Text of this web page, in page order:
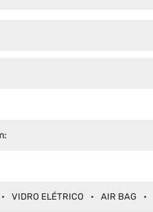
VIDRO ELÉTRICO AIR BAG